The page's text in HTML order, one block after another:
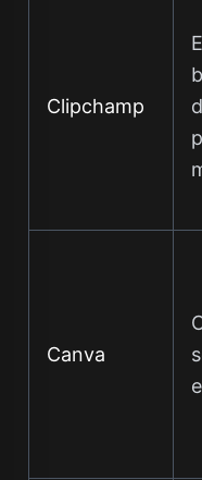
Clipchamp
Canva